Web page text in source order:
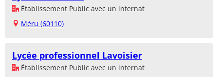
Établissement Public avec un internat
Méru (60110)
Lycée professionnel Lavoisier
Établissement Public avec un internat